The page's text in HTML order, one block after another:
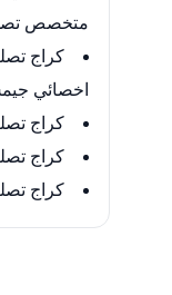
متخصص تصليح
اخصائي
كراج
كراج
كراج